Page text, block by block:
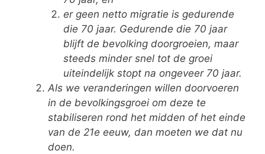
er geen netto migratie is gedurende
die 70 jaar. Gedurende die 70 jaar
blijft de bevolking doorgroeien, maar
steeds minder snel tot de groei
uiteindelijk stopt na ongeveer 70 jaar.
Als we veranderingen willen doorvoeren
in de bevolkingsgroei om deze te
stabiliseren rond het midden of het einde
van de 21e eeuw, dan moeten we dat nu
doen.